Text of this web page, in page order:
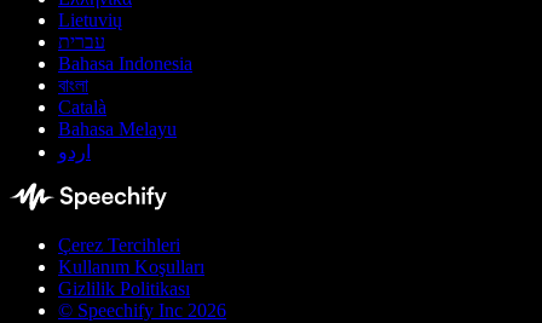
Lietuvių
עברית
Bahasa Indonesia
বাংলা
Català
Bahasa Melayu
اردو
Çerez Tercihleri
Kullanım Koşulları
Gizlilik Politikası
© Speechify Inc 2026